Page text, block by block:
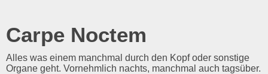
Carpe Noctem
Alles was einem manchmal durch den Kopf oder sonstige
Organe geht. Vornehmlich nachts, manchmal auch tagsüber.